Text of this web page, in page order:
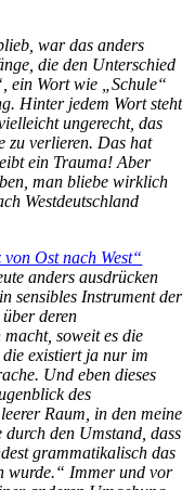
war das anders
die den Unterschied
ein Wort wie „Schule“
Hinter jedem Wort steht
ungerecht, das
zu verlieren. Das hat
ein Trauma! Aber
man bliebe wirklich
Westdeutschland
von Ost nach West“
anders ausdrücken
sensibles Instrument der
deren
soweit es die
existiert ja nur im
Und eben dieses
des
Raum, in den meine
den Umstand, dass
grammatikalisch das
wurde.“ Immer und vor